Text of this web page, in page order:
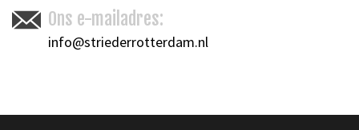
Ons e-mailadres:
info@striederrotterdam.nl